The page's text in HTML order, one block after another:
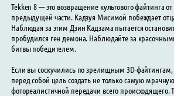
Tekken 8 — это возвращение культового файтинга
предыдущей части. Кадзуя Мисимой побеждает
Наблюдая за этим Дзин Кадзама пытается
пробудился ген демона. Наблюдайте за
битвы победителем.
Если вы соскучились по зрелищным 3D-
перед собой цель создать не только самую
фотореалистичной передачи всего